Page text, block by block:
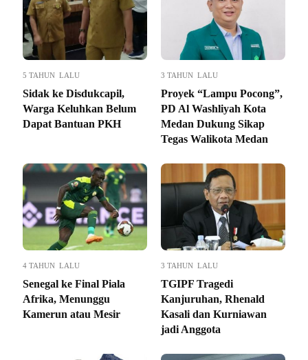
5 TAHUN LALU
Sidak ke Disdukcapil,
Warga Keluhkan Belum
Dapat Bantuan PKH
3 TAHUN LALU
Proyek “Lampu Pocong”,
PD Al Washliyah Kota
Medan Dukung Sikap
Tegas Walikota Medan
4 TAHUN LALU
Senegal ke Final Piala
Afrika, Menunggu
Kamerun atau Mesir
3 TAHUN LALU
TGIPF Tragedi
Kanjuruhan, Rhenald
Kasali dan Kurniawan
jadi Anggota